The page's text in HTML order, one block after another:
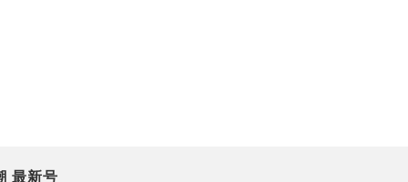
最新号